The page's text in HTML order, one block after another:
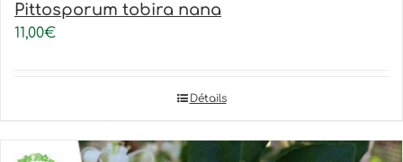
Pittosporum tobira nana
11,00€
Détails